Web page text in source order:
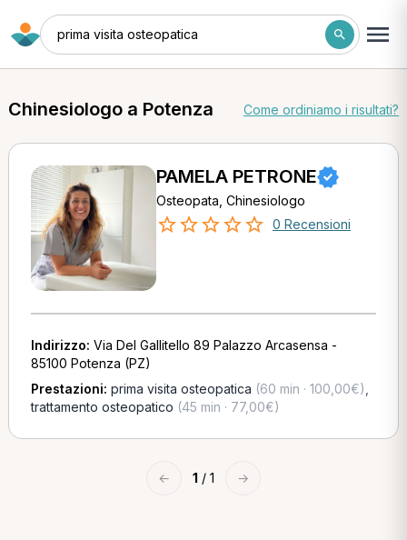
prima visita osteopatica
Chinesiologo a Potenza Come ordiniamo i risultati?
PAMELA PETRONE
Osteopata, Chinesiologo
0 Recensioni
Indirizzo: Via Del Gallitello 89 Palazzo Arcasensa -
85100 Potenza (PZ)
Prestazioni: prima visita osteopatica (60 min · 100,00€)
trattamento osteopatico (45 min · 77,00€)
← 1 / 1 →